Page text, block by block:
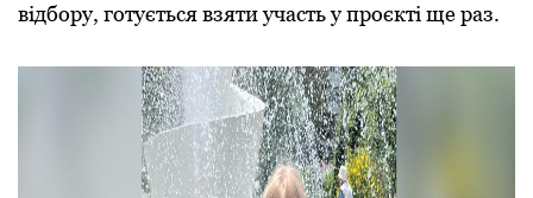
відбору, готується взяти участь у проєкті ще раз.